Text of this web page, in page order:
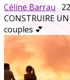
Céline Barrau
CONSTRUIRE
couples 💕